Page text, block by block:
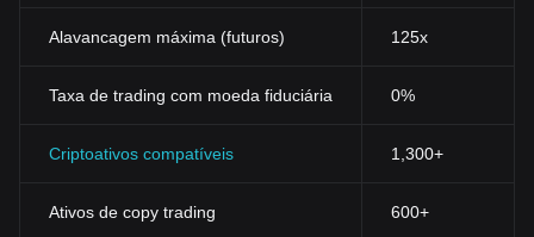
Alavancagem máxima (futuros) 125x
Taxa de trading com moeda fiduciária 0%
Criptoativos compatíveis 1,300+
Ativos de copy trading 600+